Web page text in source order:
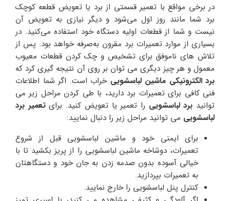
در برخی مواقع با تعمیر قسمتی از برد یا تعویض قطعه کوچک
برد شما مانند روز اول می‌شود و دیگر نیازی به تعویض آن
نیست و شما از قطعات اولیه دستگاه خود استفاده می‌کنید. در
بسیاری از موارد تعمیرات برد مقرون‌ به‌صرفه خواهد بود. پس از
تلاش های ناموفق برای تشخیص و چک کردن قطعات معیوب
معمول و هر چیز دیگری می توان بر روی آن نتیجه گیری کرد که
برد الکترونیکی ماشین لباسشویی خراب است. اگر شما اطلاعات
فنی کافی برای تعمیرات برد دارید، با طی کردن مراحل زیر می
توانید برد لباسشویی را تعمیر یا تعویض کنید. برایتعمیر برد
لباسشویی می توانید مراحل زیر را دنبال نمایید:
برای ایمنی خود و ماشین لباسشویی قبل از شروع
تعمیرات، دوشاخه ماشین لباسشویی را از پریز بکشید تا با
خیالی آسوده بدون صدمه زدن به جان خود و دستگاهتان
به تعمیرات بپردازید.
کنترل پنل لباسشویی را خارج نمایید.